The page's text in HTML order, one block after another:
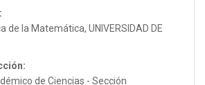
de la Matemática, UNIVERSIDAD DE
de Ciencias - Sección